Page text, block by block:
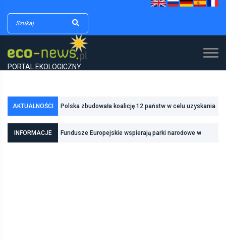
PORTAL EKOLOGICZNY
AKTUALNOŚCI
inwestycjom w zielono-niebieską infrastrukturę
energetyczną
INFORMACJE Fundusze Europejskie wspierają parki narodowe w